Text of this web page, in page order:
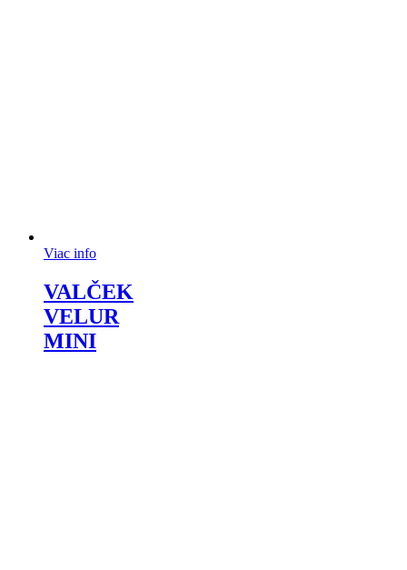
Viac info
VALČEK
VELUR
MINI